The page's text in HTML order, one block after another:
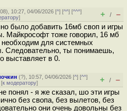
), 10:27, 04/06/2026 [^] [^^] [^^^]
] + / –
было добавить 16мб своп и игры
Майкрософт тоже говорил, 16 мб
для системных
Следовательно, ты понимаешь,
выставляет в 0.
(?), 10:57, 04/06/2026 [^] [^^]
к модератору] + / –
понял - я же сказал, шо эти игры
без свопа, без вылетов, без
они очень довольны без